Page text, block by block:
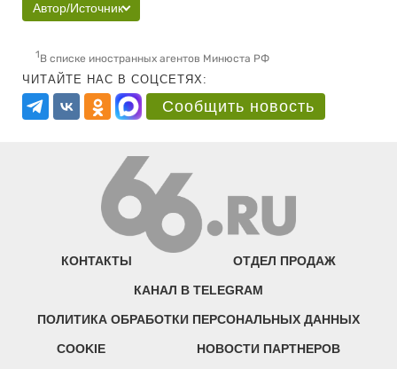
Автор/Источник
1В списке иностранных агентов Минюста РФ
ЧИТАЙТЕ НАС В СОЦСЕТЯХ:
Сообщить новость
КОНТАКТЫ ОТДЕЛ ПРОДАЖ
КАНАЛ В TELEGRAM
ПОЛИТИКА ОБРАБОТКИ ПЕРСОНАЛЬНЫХ ДАННЫХ
COOKIE НОВОСТИ ПАРТНЕРОВ